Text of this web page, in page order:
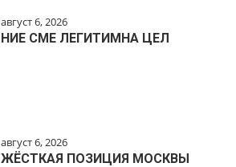
август 6, 2026
НИЕ СМЕ ЛЕГИТИМНА ЦЕЛ
август 6, 2026
ЖЁСТКАЯ ПОЗИЦИЯ МОСКВЫ